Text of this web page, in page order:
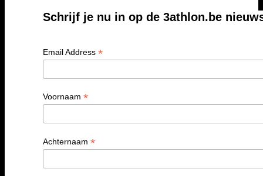
Schrijf je nu in op de 3athlon.be
Email Address *
Voornaam *
Achternaam *